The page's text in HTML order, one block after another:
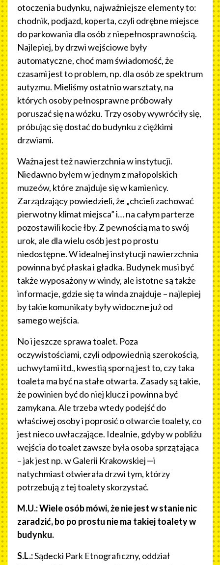
otoczenia budynku, najważniejsze elementy to:
chodnik, podjazd, koperta, czyli odrębne miejsce
do parkowania dla osób z niepełnosprawnością.
Najlepiej, by drzwi wejściowe były
automatyczne, choć mam świadomość, że
czasami jest to problem, np. dla osób ze spektrum
autyzmu. Mieliśmy ostatnio warsztaty, na
których osoby pełnosprawne próbowały
poruszać się na wózku. Trzy osoby wywróciły się,
próbując się dostać do budynku z ciężkimi
drzwiami.
Ważna jest też nawierzchnia w instytucji.
Niedawno byłem w jednym z małopolskich
muzeów, które znajduje się w kamienicy.
Zarządzający powiedzieli, że „chcieli zachować
pierwotny klimat miejsca” i… na całym parterze
pozostawili kocie łby. Z pewnością ma to swój
urok, ale dla wielu osób jest po prostu
niedostępne. W idealnej instytucji nawierzchnia
powinna być płaska i gładka. Budynek musi być
także wyposażony w windy, ale istotne są także
informacje, gdzie się ta winda znajduje – najlepiej
by takie komunikaty były widoczne już od
samego wejścia.
No i jeszcze sprawa toalet. Poza
oczywistościami, czyli odpowiednią szerokością,
uchwytami itd., kwestią sporną jest to, czy taka
toaleta ma być na stałe otwarta. Zasady są takie,
że powinien być do niej klucz i powinna być
zamykana. Ale trzeba wtedy podejść do
właściwej osoby i poprosić o otwarcie toalety, co
jest nieco uwłaczające. Idealnie, gdyby w pobliżu
wejścia do toalet zawsze była osoba sprzątająca
– jak jest np. w Galerii Krakowskiej ‒i
natychmiast otwierała drzwi tym, którzy
potrzebują z tej toalety skorzystać.
M.U.:Wiele osób mówi, że nie jest w stanie nic
zaradzić, bo po prostu nie ma takiej toalety w
budynku.
S.L.:Sądecki Park Etnograficzny, oddział